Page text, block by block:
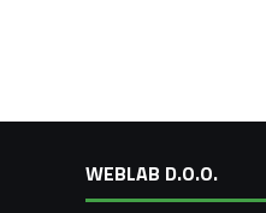
WEBLAB D.O.O.